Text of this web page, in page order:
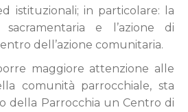
istituzionali; in particolare: la
e l’azione di
dell’azione comunitaria.
maggiore attenzione alle
comunità parrocchiale, sta
della Parrocchia un Centro di